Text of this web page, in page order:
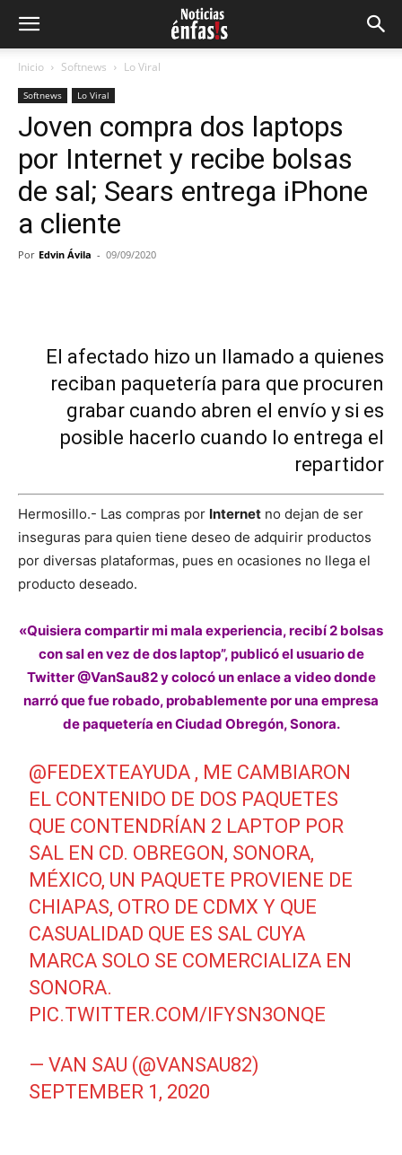
Inicio Softnews Lo Viral
Softnews Lo Viral
Joven compra dos laptops
por Internet y recibe bolsas
de sal; Sears entrega iPhone
a cliente
Por Edvin Ávila - 09/09/2020
El afectado hizo un llamado a quienes
reciban paquetería para que procuren
grabar cuando abren el envío y si es
posible hacerlo cuando lo entrega el
repartidor
Hermosillo.- Las compras por Internet no dejan de ser
inseguras para quien tiene deseo de adquirir productos
por diversas plataformas, pues en ocasiones no llega el
producto deseado.
«Quisiera compartir mi mala experiencia, recibí 2 bolsas
con sal en vez de dos laptop”, publicó el usuario de
Twitter @VanSau82 y colocó un enlace a video donde
narró que fue robado, probablemente por una empresa
de paquetería en Ciudad Obregón, Sonora.
@FEDEXTEAYUDA , ME CAMBIARON
EL CONTENIDO DE DOS PAQUETES
QUE CONTENDRÍAN 2 LAPTOP POR
SAL EN CD. OBREGON, SONORA,
MÉXICO, UN PAQUETE PROVIENE DE
CHIAPAS, OTRO DE CDMX Y QUE
CASUALIDAD QUE ES SAL CUYA
MARCA SOLO SE COMERCIALIZA EN
SONORA.
PIC.TWITTER.COM/IFYSN3ONQE
— VAN SAU (@VANSAU82)
SEPTEMBER 1, 2020